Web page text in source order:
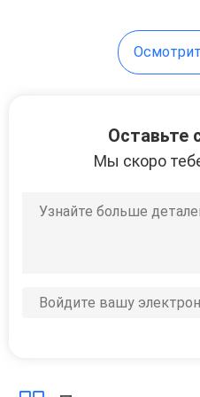
стулом
Оставьте
Мы скоро